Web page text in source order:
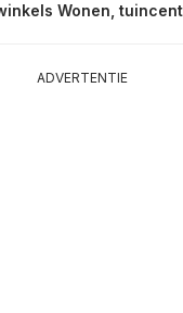
Wonen,
ADVERTENTIE